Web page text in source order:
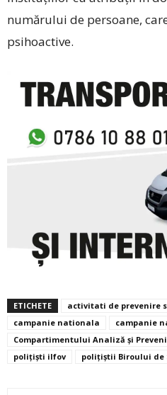
numărului de persoane,
psihoactive.
ETICHETE
activitati de prevenire
campanie nationala
campanie
Compartimentului Analiză și
polițiști ilfov
polițiștii Biroului de